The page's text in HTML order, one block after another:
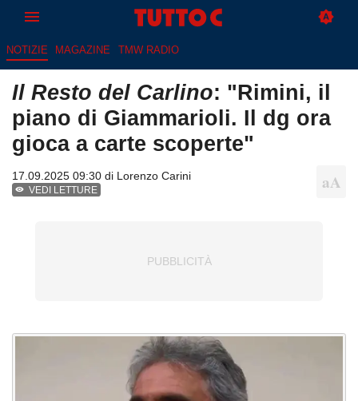
NOTIZIE MAGAZINE TMW RADIO
Il Resto del Carlino: "Rimini, il
piano di Giammarioli. Il dg ora
gioca a carte scoperte"
17.09.2025 09:30 di Lorenzo Carini
VEDI LETTURE